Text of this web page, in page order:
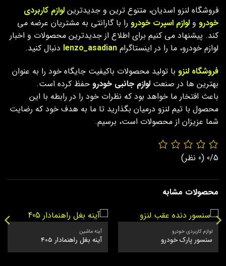
فروشگاه لنزو اسدیان، متنوع ترین و جدیدترین لوازم کاربردی
خودرو و لوازم اسپرت خودرو را با گارانتی به مشتریان عرضه می
کند. پیشنهاد می کنیم برای اطلاع از جدیدترین محصولات و اخبار
لوازم خودرو، ما را در اینستاگرام lenzo_asadian دنبال کنید.
فروشگاه لنزو با تولید محصولات باکیفیت جایگاه خود را به عنوان
بهترین ها در صنعت لوازم جانبی خودرو حفظ کرده است.
باعث افتخار ما خواهد بود که نظرات خود را در رابطه با این
محصول با تیم لنزو درمیان بگذارید تا ما به هدف خود که رضایت
شما عزیزان از محصولات است، برسیم.
0/5 (0 نظر)
محصولات مشابه
لوازم کاربردی خودرو
سنسور پارک خودرو
آینه ماشین
آینه بغل راهنمادار 405